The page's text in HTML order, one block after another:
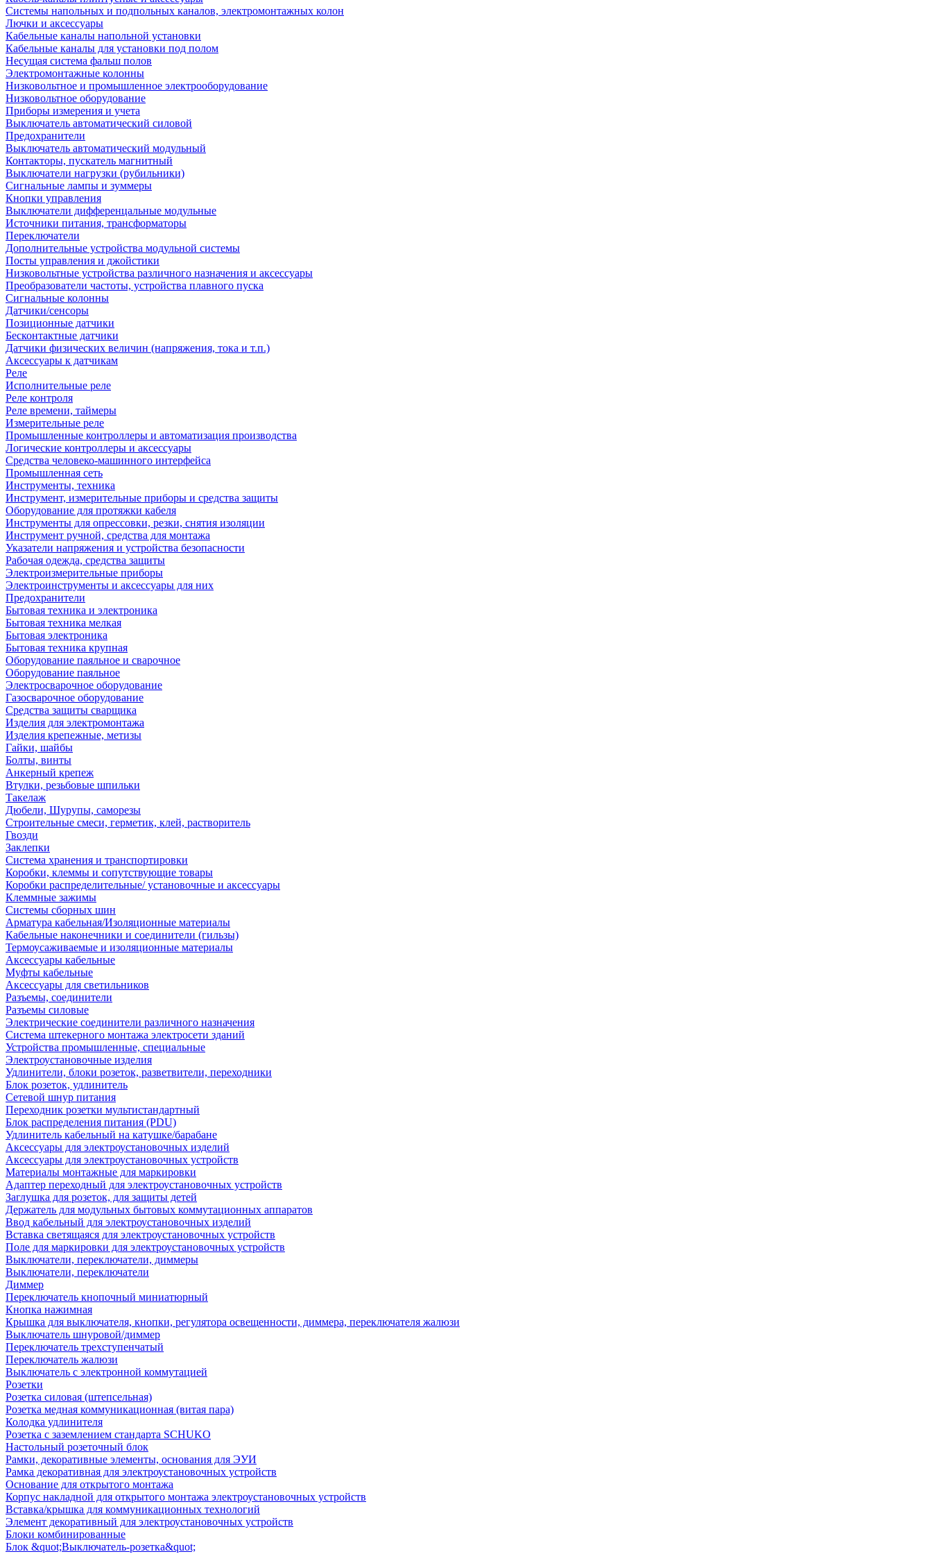
Системы напольных и подпольных каналов, электромонтажных колон
Лючки и аксессуары
Кабельные каналы напольной установки
Кабельные каналы для установки под полом
Несущая система фальш полов
Электромонтажные колонны
Низковольтное и промышленное электрооборудование
Низковольтное оборудование
Приборы измерения и учета
Выключатель автоматический силовой
Предохранители
Выключатель автоматический модульный
Контакторы, пускатель магнитный
Выключатели нагрузки (рубильники)
Сигнальные лампы и зуммеры
Кнопки управления
Выключатели дифференцальные модульные
Источники питания, трансформаторы
Переключатели
Дополнительные устройства модульной системы
Посты управления и джойстики
Низковольтные устройства различного назначения и аксессуары
Преобразователи частоты, устройства плавного пуска
Сигнальные колонны
Датчики/сенсоры
Позиционные датчики
Бесконтактные датчики
Датчики физических величин (напряжения, тока и т.п.)
Аксессуары к датчикам
Реле
Исполнительные реле
Реле контроля
Реле времени, таймеры
Измерительные реле
Промышленные контроллеры и автоматизация производства
Логические контроллеры и аксессуары
Средства человеко-машинного интерфейса
Промышленная сеть
Инструменты, техника
Инструмент, измерительные приборы и средства защиты
Оборудование для протяжки кабеля
Инструменты для опрессовки, резки, снятия изоляции
Инструмент ручной, средства для монтажа
Указатели напряжения и устройства безопасности
Рабочая одежда, средства защиты
Электроизмерительные приборы
Электроинструменты и аксессуары для них
Предохранители
Бытовая техника и электроника
Бытовая техника мелкая
Бытовая электроника
Бытовая техника крупная
Оборудование паяльное и сварочное
Оборудование паяльное
Электросварочное оборудование
Газосварочное оборудование
Средства защиты сварщика
Изделия для электромонтажа
Изделия крепежные, метизы
Гайки, шайбы
Болты, винты
Анкерный крепеж
Втулки, резьбовые шпильки
Такелаж
Дюбели, Шурупы, саморезы
Строительные смеси, герметик, клей, растворитель
Гвозди
Заклепки
Система хранения и транспортировки
Коробки, клеммы и сопутствующие товары
Коробки распределительные/ установочные и аксессуары
Клеммные зажимы
Системы сборных шин
Арматура кабельная/Изоляционные материалы
Кабельные наконечники и соединители (гильзы)
Термоусаживаемые и изоляционные материалы
Аксессуары кабельные
Муфты кабельные
Аксессуары для светильников
Разъемы, соединители
Разъемы силовые
Электрические соединители различного назначения
Система штекерного монтажа электросети зданий
Устройства промышленные, специальные
Электроустановочные изделия
Удлинители, блоки розеток, разветвители, переходники
Блок розеток, удлинитель
Сетевой шнур питания
Переходник розетки мультистандартный
Блок распределения питания (PDU)
Удлинитель кабельный на катушке/барабане
Аксессуары для электроустановочных изделий
Аксессуары для электроустановочных устройств
Материалы монтажные для маркировки
Адаптер переходный для электроустановочных устройств
Заглушка для розеток, для защиты детей
Держатель для модульных бытовых коммутационных аппаратов
Ввод кабельный для электроустановочных изделий
Вставка светящаяся для электроустановочных устройств
Поле для маркировки для электроустановочных устройств
Выключатели, переключатели, диммеры
Выключатели, переключатели
Диммер
Переключатель кнопочный миниатюрный
Кнопка нажимная
Крышка для выключателя, кнопки, регулятора освещенности, диммера, переключателя жалюзи
Выключатель шнуровой/диммер
Переключатель трехступенчатый
Переключатель жалюзи
Выключатель с электронной коммутацией
Розетки
Розетка силовая (штепсельная)
Розетка медная коммуникационная (витая пара)
Колодка удлинителя
Розетка с заземлением стандарта SCHUKO
Настольный розеточный блок
Рамки, декоративные элементы, основания для ЭУИ
Рамка декоративная для электроустановочных устройств
Основание для открытого монтажа
Корпус накладной для открытого монтажа электроустановочных устройств
Вставка/крышка для коммуникационных технологий
Элемент декоративный для электроустановочных устройств
Блоки комбинированные
Блок &quot;Выключатель-розетка&quot;